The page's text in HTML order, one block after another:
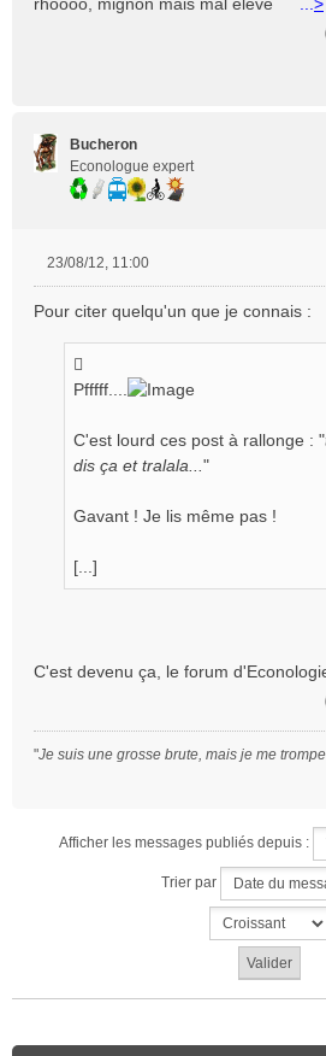
s
n
l
Bucheron
Econologue expert
s
23/08/12, 11:00
Pour citer quelqu'un que je connais :
Pfffff....
C'est lourd ces post à rallonge : "
dis ça et tralala... "
Gavant ! Je lis même pas !
[...]
C'est devenu ça, le forum
"Je suis une grosse brute, mais je me
Afficher les messages publiés depuis :
Trier par